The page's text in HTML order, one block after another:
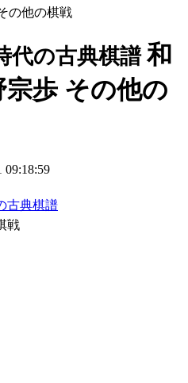
の他の棋戦
代の古典棋譜 和
宗歩 その他の
09:18:59
古典棋譜
戦